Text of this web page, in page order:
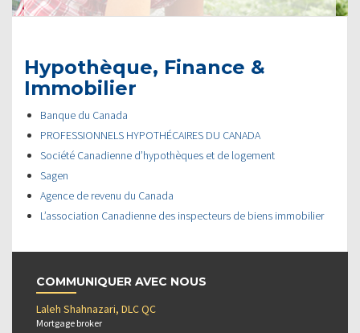
Hypothèque, Finance &
Immobilier
Banque du Canada
PROFESSIONNELS HYPOTHÉCAIRES DU CANADA
Société Canadienne d’hypothèques et de logement
Sagen
Agence de revenu du Canada
L’association Canadienne des inspecteurs de biens immobilier
COMMUNIQUER AVEC NOUS
Laleh Shahnazari, DLC QC
Mortgage broker